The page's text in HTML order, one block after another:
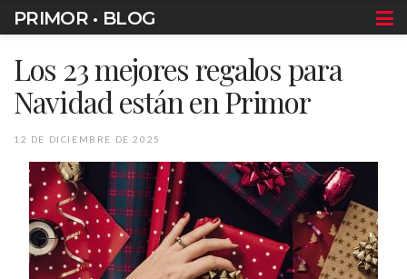
PRIMOR • BLOG
Los 23 mejores regalos para
Navidad están en Primor
12 DE DICIEMBRE DE 2025